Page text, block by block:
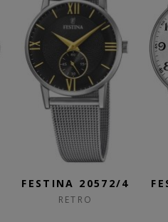
FESTINA 20572/4
RETRO